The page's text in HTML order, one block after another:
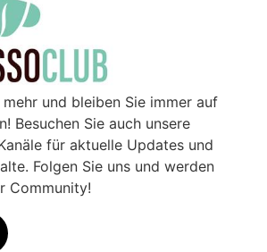
und bleiben Sie immer auf
Besuchen Sie auch unsere
für aktuelle Updates und
Folgen Sie uns und werden
Community!